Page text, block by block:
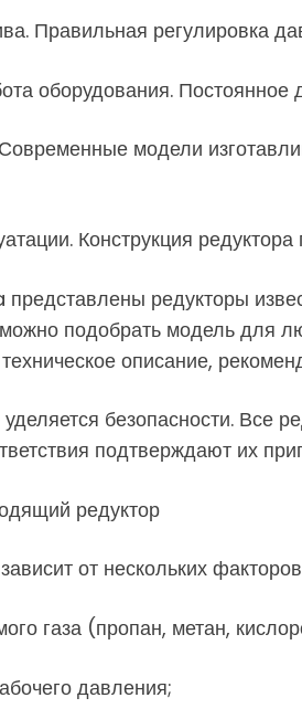
Правильная регулировка
оборудования.
модели
Конструкция
представлены редукторы
подобрать модель для
описание,
безопасности. Все
подтверждают их
редуктор
от нескольких
газа (пропан, метан,
давления;